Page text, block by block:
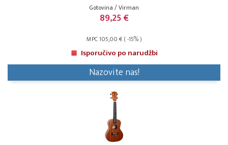
Gotovina / Virman
89,25 €
MPC 105,00 € ( -15% )
Isporučivo po narudžbi
Nazovite nas!